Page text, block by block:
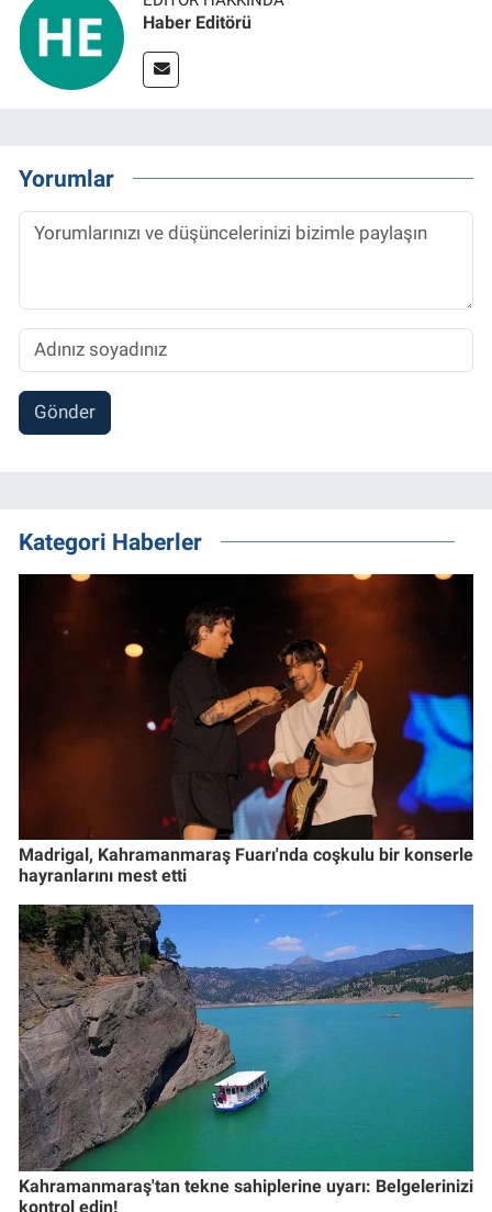
Haber Editörü
Yorumlar
Gönder
Kategori Haberler
Madrigal, Kahramanmaraş Fuarı'nda coşkulu bir konserle
hayranlarını mest etti
Kahramanmaraş'tan tekne sahiplerine uyarı: Belgelerinizi
kontrol edin!